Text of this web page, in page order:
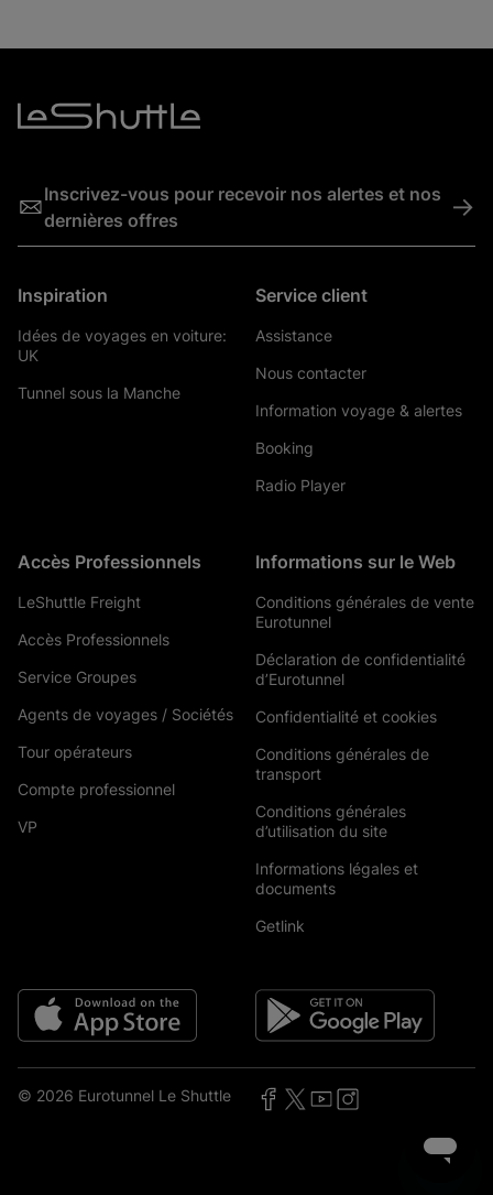
Inscrivez-vous pour recevoir nos alertes et nos
dernières offres
->
Inspiration
Idées de voyages en voiture:
UK
Tunnel sous la Manche
Service client
Assistance
Nous contacter
Information voyage & alertes
Booking
Radio Player
Accès Professionnels
LeShuttle Freight
Accès Professionnels
Service Groupes
Agents de voyages / Sociétés
Tour opérateurs
Compte professionnel
VP
Informations sur le Web
Conditions générales de vente
Eurotunnel
Déclaration de confidentialité
d’Eurotunnel
Confidentialité et cookies
Conditions générales de
transport
Conditions générales
d’utilisation du site
Informations légales et
documents
Getlink
© 2026 Eurotunnel Le Shuttle